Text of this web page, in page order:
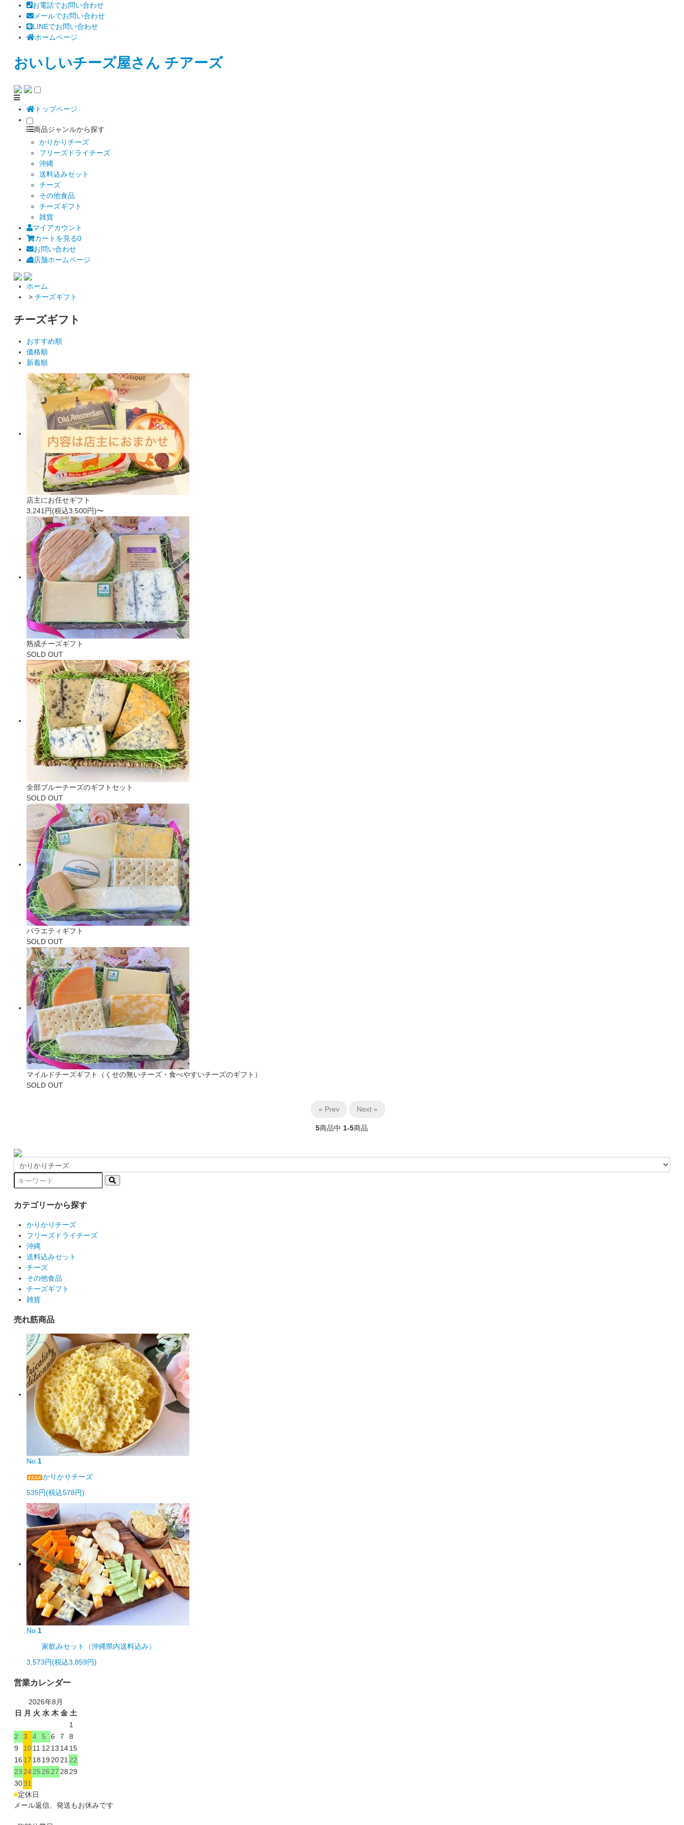
お電話でお問い合わせ
メールでお問い合わせ
LINEでお問い合わせ
ホームページ
おいしいチーズ屋さん チアーズ
トップページ
商品ジャンルから探す
かりかりチーズ
フリーズドライチーズ
沖縄
送料込みセット
チーズ
その他食品
チーズギフト
雑貨
マイアカウント
カートを見る0
お問い合わせ
店舗ホームページ
ホーム
> チーズギフト
チーズギフト
おすすめ順
価格順
新着順
店主にお任せギフト
3,241円(税込3,500円)〜
熟成チーズギフト
SOLD OUT
全部ブルーチーズのギフトセット
SOLD OUT
バラエティギフト
SOLD OUT
マイルドチーズギフト（くせの無いチーズ・食べやすいチーズのギフト）
SOLD OUT
« Prev Next »
5商品中 1-5商品
カテゴリーから探す
かりかりチーズ
フリーズドライチーズ
沖縄
送料込みセット
チーズ
その他食品
チーズギフト
雑貨
売れ筋商品
No.1
かりかりチーズ
535円(税込578円)
No.1
家飲みセット（沖縄県内送料込み）
3,573円(税込3,859円)
営業カレンダー
2026年8月
日
月 火 水 木 金 土
1
2
3 4 5 6 7
8
9
1011 12 13 1415
16 17 18 19 2021 22
23 2425 26 27 28 29
3031
■定休日
メール返信、発送もお休みです